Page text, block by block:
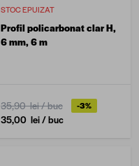
STOC EPUIZAT
Profil policarbonat clar H,
6 mm, 6 m
35,90 lei/ buc -3%
35,00 lei/ buc